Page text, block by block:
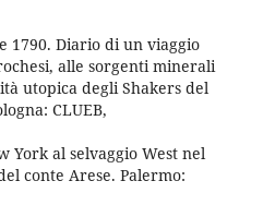
1790. Diario di un viaggio
alle sorgenti minerali
utopica degli Shakers del
CLUEB,
York al selvaggio West nel
conte Arese. Palermo: